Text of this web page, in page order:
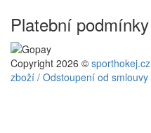
Platební podmínky
Copyright 2026 © sporthokej.cz
zboží / Odstoupení od smlouvy